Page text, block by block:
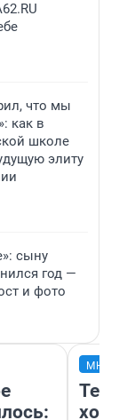
что мы
как в
школе
элиту
сыну
год —
и фото